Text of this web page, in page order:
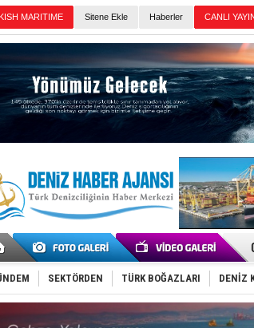
MARITIME Sitene Ekle Haberler CANLI
SEKTÖRDEN TÜRK BOĞAZLARI DENİZ